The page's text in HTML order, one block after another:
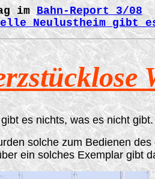
im Bahn-Report 3/08
Neulustheim gibt
es nichts, was es nicht gibt.
solche zum Bedienen
ein solches Exemplar gibt